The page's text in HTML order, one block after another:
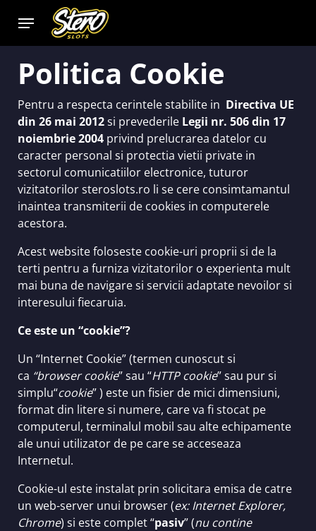
Politica Cookie
Pentru a respecta cerintele stabilite in Directiva UE
din 26 mai 2012si prevederile Legii nr. 506 din 17
noiembrie 2004 privind prelucrarea datelor cu
caracter personal si protectia vietii private in
sectorul comunicatiilor electronice, tuturor
vizitatorilor steroslots.ro li se cere consimtamantul
inaintea transmiterii de cookies in computerele
acestora.
Acest website foloseste cookie-uri proprii si de la
terti pentru a furniza vizitatorilor o experienta mult
mai buna de navigare si servicii adaptate nevoilor si
interesului fiecaruia.
Ce este un “cookie”?
Un “Internet Cookie” (termen cunoscut si
ca “browser cookie” sau “HTTP cookie” sau pur si
simplu“cookie” ) este un fisier de mici dimensiuni,
format din litere si numere, care va fi stocat pe
computerul, terminalul mobil sau alte echipamente
ale unui utilizator de pe care se acceseaza
Internetul.
Cookie-ul este instalat prin solicitara emisa de catre
un web-server unui browser (ex: Internet Explorer,
Chrome) si este complet “pasiv” (nu contine